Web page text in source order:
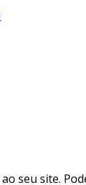
seu site.